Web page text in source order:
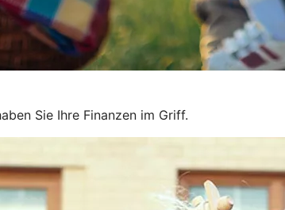
Sie Ihre Finanzen im Griff.